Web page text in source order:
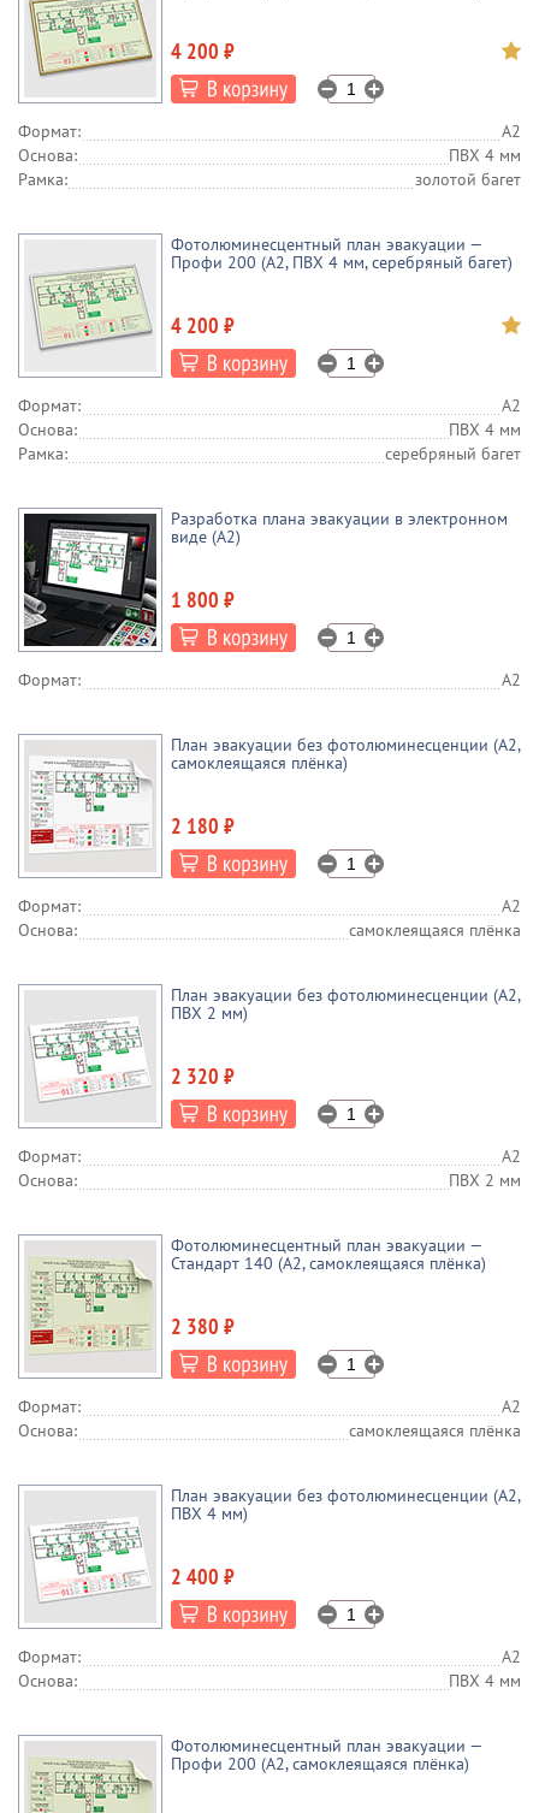
4 200 ₽
Формат:
А2
Основа:
ПВХ 4 мм
Рамка:
золотой багет
Фотолюминесцентный план эвакуации —
Профи 200 (А2, ПВХ 4 мм, серебряный багет)
4 200 ₽
Формат:
А2
Основа:
ПВХ 4 мм
Рамка:
серебряный багет
Разработка плана эвакуации в электронном
виде (А2)
1 800 ₽
Формат: А2
План эвакуации без фотолюминесценции (А2,
самоклеящаяся плёнка)
2 180 ₽
Формат:
А2
Основа:
самоклеящаяся плёнка
План эвакуации без фотолюминесценции (А2,
ПВХ 2 мм)
2 320 ₽
Формат:
А2
Основа:
ПВХ 2 мм
Фотолюминесцентный план эвакуации —
Стандарт 140 (А2, самоклеящаяся плёнка)
2 380 ₽
Формат:
А2
Основа:
самоклеящаяся плёнка
План эвакуации без фотолюминесценции (А2,
ПВХ 4 мм)
2 400 ₽
Формат:
А2
Основа:
ПВХ 4 мм
Фотолюминесцентный план эвакуации —
Профи 200 (А2, самоклеящаяся плёнка)